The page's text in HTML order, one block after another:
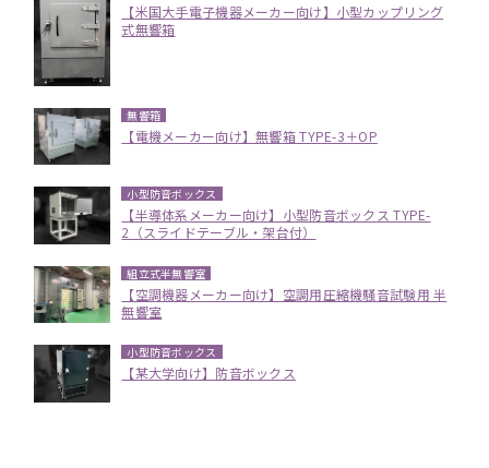
【米国大手電子機器メーカー向け】小型カップリング
式無響箱
無響箱
【電機メーカー向け】無響箱 TYPE-3＋OP
小型防音ボックス
【半導体系メーカー向け】小型防音ボックス TYPE-
2（スライドテーブル・架台付）
組立式半無響室
【空調機器メーカー向け】空調用圧縮機騒音試験用 半
無響室
小型防音ボックス
【某大学向け】防音ボックス